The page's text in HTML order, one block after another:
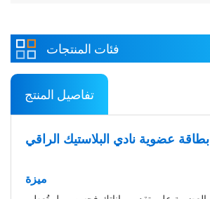
فئات المنتجات
تفاصيل المنتج
بطاقة عضوية نادي البلاستيك الراقي
ميزة